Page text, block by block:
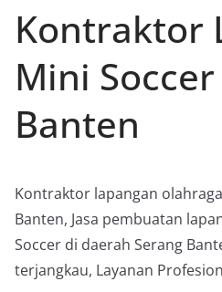
Kontraktor
Mini
Banten
Kontraktor lapangan
Banten, Jasa pembuatan
Soccer di daerah Serang
terjangkau, Layanan